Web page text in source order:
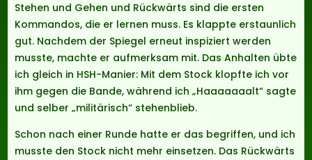
Stehen und Gehen und Rückwärts sind die ersten
Kommandos, die er lernen muss. Es klappte erstaunlich
gut. Nachdem der Spiegel erneut inspiziert werden
musste, machte er aufmerksam mit. Das Anhalten übte
ich gleich in HSH-Manier: Mit dem Stock klopfte ich vor
ihm gegen die Bande, während ich „Haaaaaaalt“ sagte
und selber „militärisch“ stehenblieb.
Schon nach einer Runde hatte er das begriffen, und ich
musste den Stock nicht mehr einsetzen. Das Rückwärts